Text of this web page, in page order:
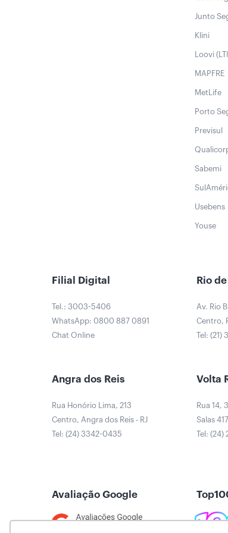
Junto
Klini
Loovi
MAPFRE
MetLife
Porto
Previsul
Sabemi
Usebens
Youse
Filial Digital
Tel.: 3003-5406
WhatsApp: 0800 887 0891
Chat Online
Rio
Av. Rio
Centro,
Tel: (21)
Angra dos Reis
Rua Honório Lima, 213
Centro, Angra dos Reis - RJ
Tel: (24) 3342-0435
Volta
Rua 14,
Salas
Tel: (24)
Avaliação Google